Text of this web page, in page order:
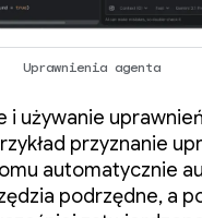
Uprawnienia agenta
i używanie
przyznanie
automatycznie
podrzędne, a